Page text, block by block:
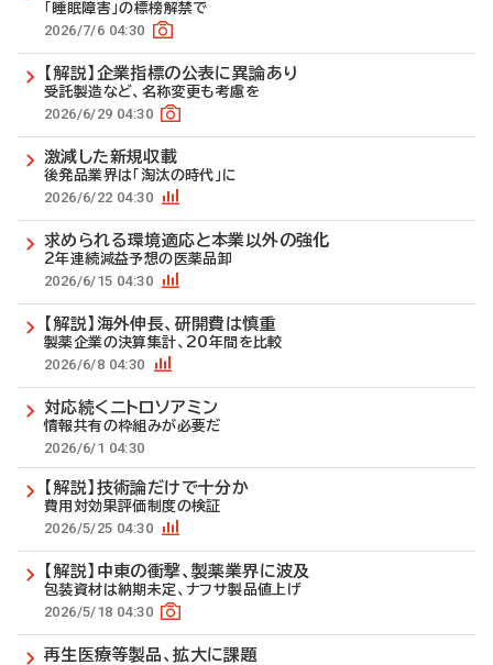
「睡眠障害」の標榜解禁で
2026/7/6 04:30
【解説】企業指標の公表に異論あり
受託製造など、名称変更も考慮を
2026/6/29 04:30
激減した新規収載
後発品業界は「淘汰の時代」に
2026/6/22 04:30
求められる環境適応と本業以外の強化
2年連続減益予想の医薬品卸
2026/6/15 04:30
【解説】海外伸長、研開費は慎重
製薬企業の決算集計、20年間を比較
2026/6/8 04:30
対応続くニトロソアミン
情報共有の枠組みが必要だ
2026/6/1 04:30
【解説】技術論だけで十分か
費用対効果評価制度の検証
2026/5/25 04:30
【解説】中東の衝撃、製薬業界に波及
包装資材は納期未定、ナフサ製品値上げ
2026/5/18 04:30
再生医療等製品、拡大に課題